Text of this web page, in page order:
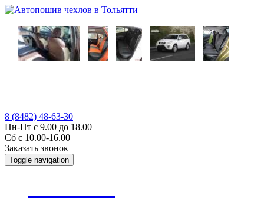
8 (8482) 48-63-30
Пн-Пт с 9.00 до 18.00
Сб с 10.00-16.00
Заказать звонок
Toggle navigation